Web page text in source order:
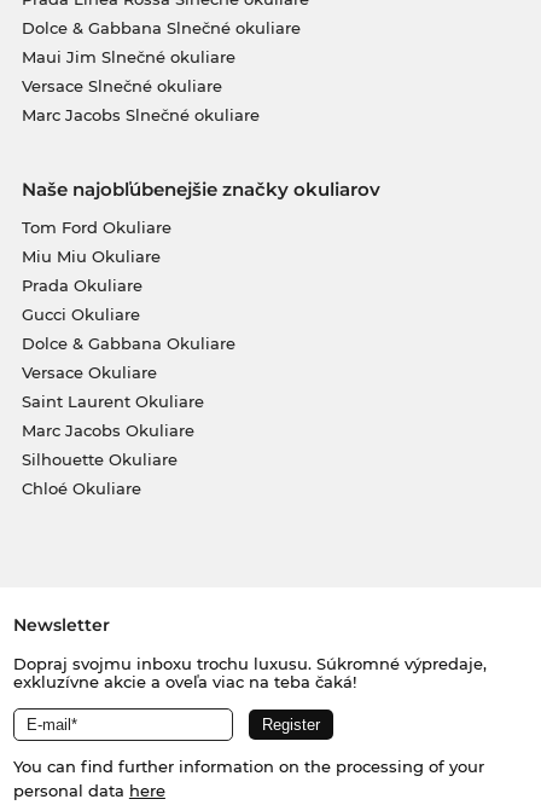
Dolce & Gabbana Slnečné okuliare
Maui Jim Slnečné okuliare
Versace Slnečné okuliare
Marc Jacobs Slnečné okuliare
Naše najobľúbenejšie značky okuliarov
Tom Ford Okuliare
Miu Miu Okuliare
Prada Okuliare
Gucci Okuliare
Dolce & Gabbana Okuliare
Versace Okuliare
Saint Laurent Okuliare
Marc Jacobs Okuliare
Silhouette Okuliare
Chloé Okuliare
Newsletter
Dopraj svojmu inboxu trochu luxusu. Súkromné výpredaje,
exkluzívne akcie a oveľa viac na teba čaká!
You can find further information on the processing of your
personal data here